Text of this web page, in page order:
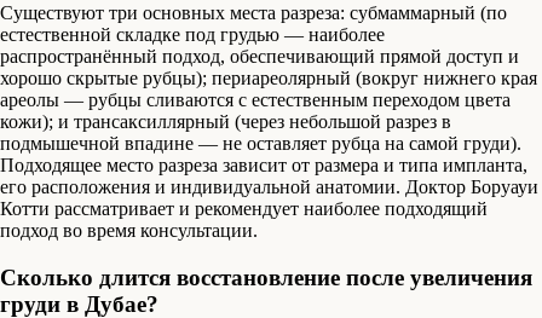
Существуют три основных места разреза: субмаммарный (по
естественной складке под грудью — наиболее
распространённый подход, обеспечивающий прямой доступ и
хорошо скрытые рубцы); периареолярный (вокруг нижнего края
ареолы — рубцы сливаются с естественным переходом цвета
кожи); и трансаксиллярный (через небольшой разрез в
подмышечной впадине — не оставляет рубца на самой груди).
Подходящее место разреза зависит от размера и типа импланта,
его расположения и индивидуальной анатомии. Доктор Боруауи
Котти рассматривает и рекомендует наиболее подходящий
подход во время консультации.
Сколько длится восстановление после увеличения
груди в Дубае?